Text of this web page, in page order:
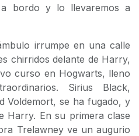
bordo y lo llevaremos a
irrumpe en una calle
chirridos delante de Harry,
curso en Hogwarts, lleno
Sirius Black,
Voldemort, se ha fugado, y
Harry. En su primera clase
Trelawney ve un augurio